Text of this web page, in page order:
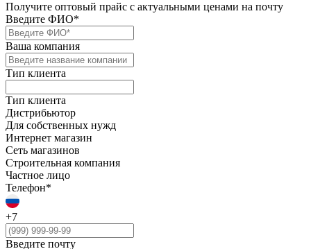
Получите оптовый прайс с актуальными ценами на почту
Введите ФИО*
Ваша компания
Тип клиента
Тип клиента
Дистрибьютор
Для собственных нужд
Интернет магазин
Сеть магазинов
Строительная компания
Частное лицо
Телефон*
+7
Введите почту